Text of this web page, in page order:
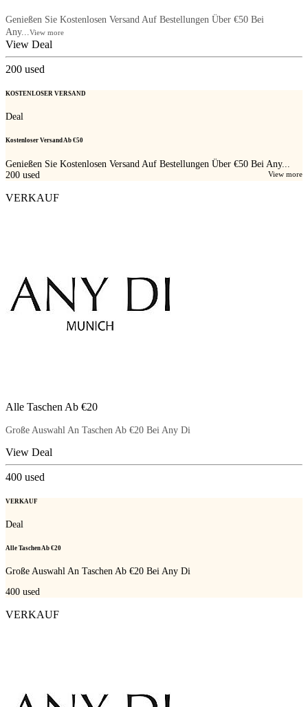
Genießen Sie Kostenlosen Versand Auf Bestellungen Über €50 Bei
Any...
View more
View Deal
200 used
KOSTENLOSER VERSAND
Deal
Kostenloser Versand Ab €50
Genießen Sie Kostenlosen Versand Auf Bestellungen Über €50 Bei Any...
View more
200 used
VERKAUF
Alle Taschen Ab €20
Große Auswahl An Taschen Ab €20 Bei Any Di
View Deal
400 used
VERKAUF
Deal
Alle Taschen Ab €20
Große Auswahl An Taschen Ab €20 Bei Any Di
400 used
VERKAUF